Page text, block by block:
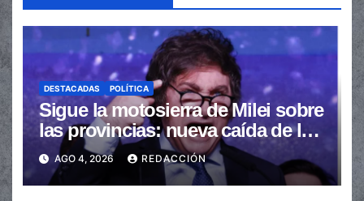
DESTACADAS POLÍTICA
Sigue la motosierra de Milei sobre
las provincias: nueva caída de las
transferencias no automáticas
AGO 4, 2026 REDACCIÓN